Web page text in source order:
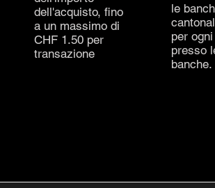
dell'acquisto, fino
a un massimo di
CHF 1.50 per
transazione
le
per
presso
banche.